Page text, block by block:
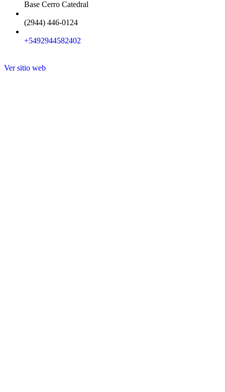
Base Cerro Catedral
(2944) 446-0124
+5492944582402
Ver sitio web